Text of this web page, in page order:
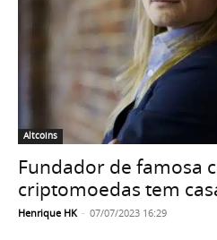
Altcoins
Fundador de famosa
criptomoedas tem
Henrique HK - 07/07/2023 16:29